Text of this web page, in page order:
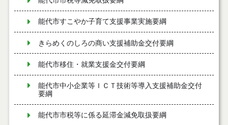
能代市すこやか子育て支援事業実施要綱
きらめくのしろの商い支援補助金交付要綱
能代市移住・就業支援金交付要綱
能代市中小企業等ＩＣＴ技術等導入支援補助金交付
要綱
能代市市税等に係る延滞金減免取扱要綱